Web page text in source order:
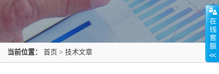
当前位置： 首页 > 技术文章